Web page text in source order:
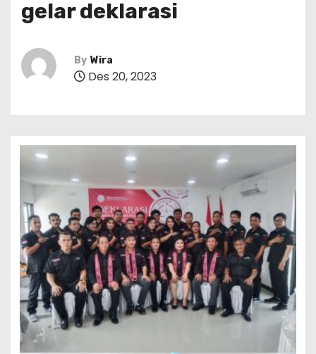
gelar deklarasi
By Wira
Des 20, 2023